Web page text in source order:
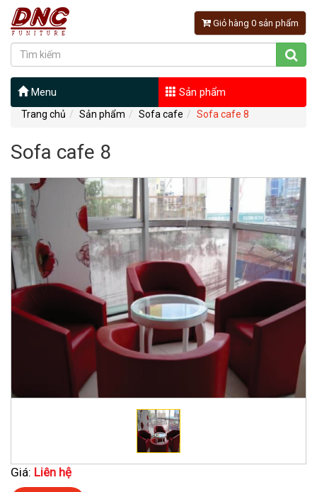
Giỏ hàng 0 sản phẩm
Menu Sản phẩm
Trang chủ Sản phẩm Sofa cafe Sofa cafe 8
Sofa cafe 8
Giá: Liên hệ